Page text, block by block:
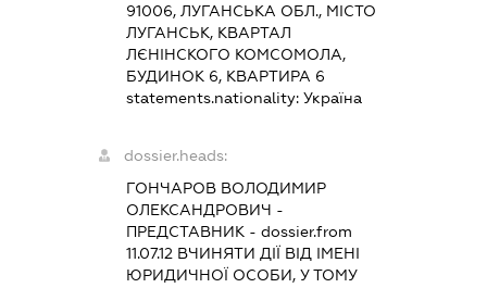
91006, ЛУГАНСЬКА ОБЛ., МІСТО
ЛУГАНСЬК, КВАРТАЛ
ЛЄНІНСКОГО КОМСОМОЛА,
БУДИНОК 6, КВАРТИРА 6
statements.nationality: Україна
dossier.heads:
ГОНЧАРОВ ВОЛОДИМИР
ОЛЕКСАНДРОВИЧ -
ПРЕДСТАВНИК - dossier.from
11.07.12 ВЧИНЯТИ ДІЇ ВІД ІМЕНІ
ЮРИДИЧНОЇ ОСОБИ, У ТОМУ